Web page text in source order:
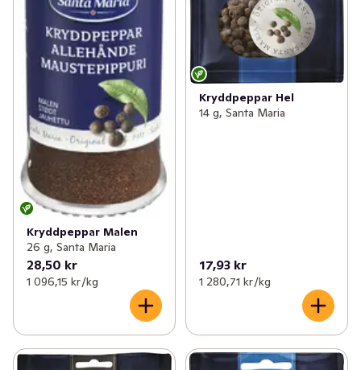
Kryddpeppar Malen
26 g, Santa Maria
28,50 kr
1 096,15 kr /kg
Kryddpeppar Hel
14 g, Santa Maria
17,93 kr
1 280,71 kr /kg